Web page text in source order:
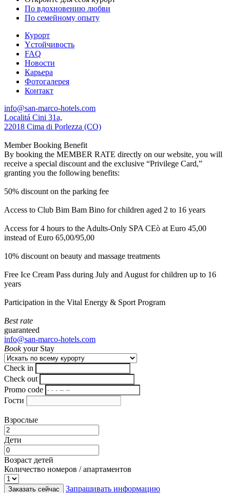
По вдохновению любви
По семейному опыту
Курорт
Yстойчивость
FAQ
Новости
Карьера
Фотогалерея
Контакт
info@san-marco-hotels.com
Localitá Cini 31a,
22018 Cima di Porlezza (CO)
Member Booking Benefit
By booking the MEMBER RATE directly on our website, you will
receive a special discount and the exclusive “Privilege Card,”
granting you the following benefits:
50% discount on the parking fee
Access to Club Bim Bam Bino for children aged 2 to 16 years
Access for 4 hours to the Adults-Only SPA CEò at Euro 45,00
instead of Euro 65,00/95,00
10% discount on beauty and massage treatments
Free Ice Cream Pass during July and August for children up to 16
years
Participation in the Vital Energy & Sport Program
Best rate
guaranteed
info@san-marco-hotels.com
Bookyour Stay
Check in
Check out
Promo code
Гости
Взрослые
Дети
Возраст детей
Количество номеров / апартаментов
Заказать сейчас
Запрашивать информацию